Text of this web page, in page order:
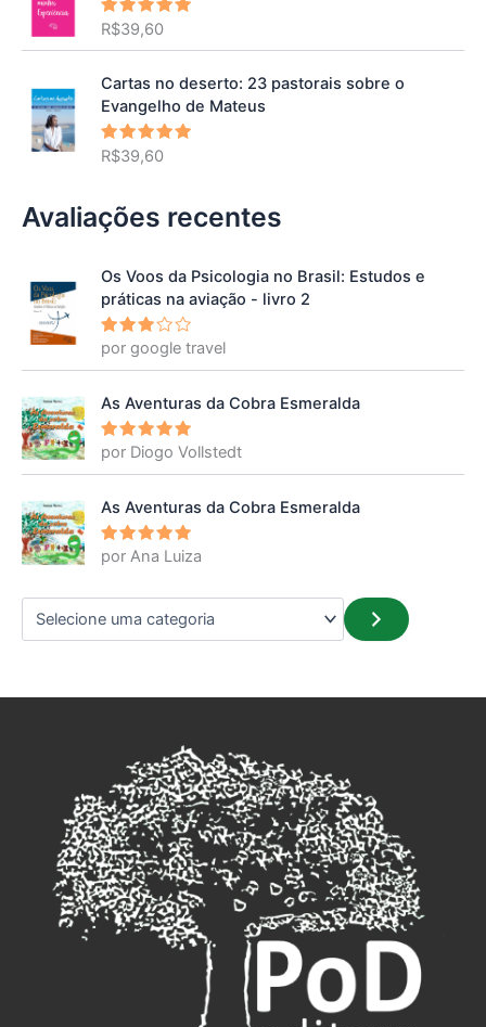
Avaliação
de 5
R$39,60
Cartas no deserto: 23 pastorais sobre o
Evangelho de Mateus
Avaliação
de 5
R$39,60
Avaliações recentes
Os Voos da Psicologia no Brasil: Estudos e
práticas na aviação - livro 2
Avalia
ção3
por google travel
As Aventuras da Cobra Esmeralda
Avaliação
5
por Diogo Vollstedt
As Aventuras da Cobra Esmeralda
Avaliação
5
por Ana Luiza